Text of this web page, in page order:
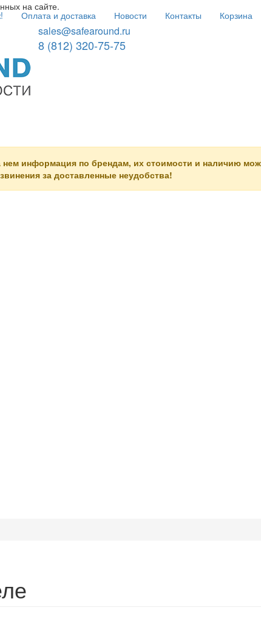
на сайте.
Оплата и доставка Новости Контакты Корзина
sales@safearound.ru
8 (812) 320-75-75
информация по брендам, их стоимости и наличию
за доставленные неудобства!